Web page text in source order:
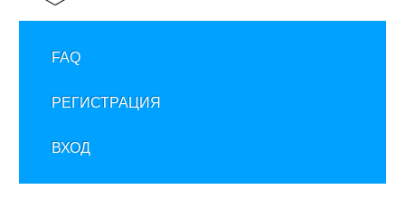
FAQ
РЕГИСТРАЦИЯ
ВХОД